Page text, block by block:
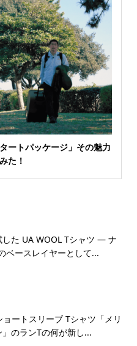
ートパッケージ」その魅力
た！
した UA WOOL Tシャツ — ナ
ベースレイヤーとして...
ョートスリーブ Tシャツ「メリ
」のランTの何が新し...